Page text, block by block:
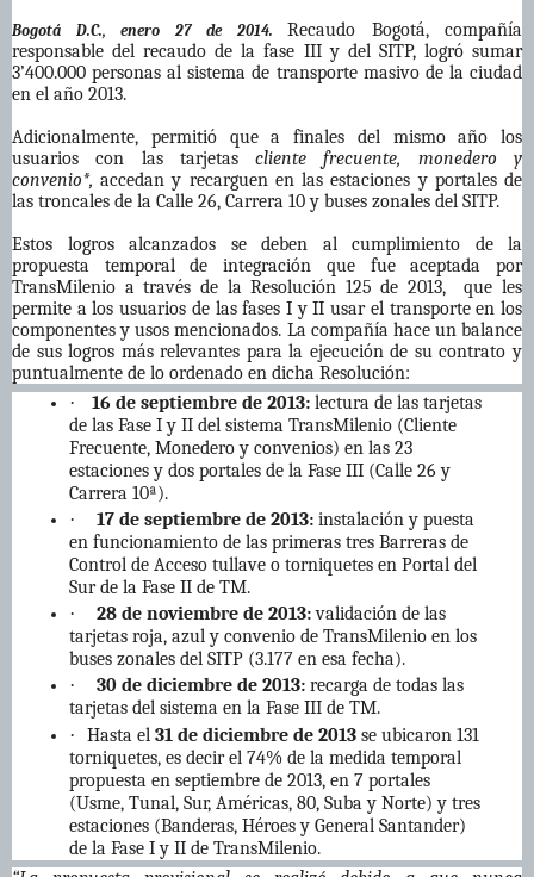
Bogotá D.C., enero 27 de 2014.
Recaudo Bogotá, compañía
responsable del recaudo de la fase III y del SITP, logró sumar
3’400.000 personas al sistema de transporte masivo de la ciudad
en el año 2013.
Adicionalmente, permitió que a finales del mismo año los
usuarios con las tarjetascliente frecuente, monedero y
convenio*,accedan y recarguen en las estaciones y portales de
las troncales de la Calle 26, Carrera 10 y buses zonales del SITP.
Estos logros alcanzados se deben al cumplimiento de la
propuesta temporal de integración que fue aceptada por
TransMilenio a través de la Resolución 125 de 2013, que les
permite a los usuarios de las fases I y II usar el transporte en los
componentes y usos mencionados. La compañía hace un balance
de sus logros más relevantes para la ejecución de su contrato y
puntualmente de lo ordenado en dicha Resolución:
· 16 de septiembre de 2013:lectura de las tarjetas
de las Fase I y II del sistema TransMilenio (Cliente
Frecuente, Monedero y convenios) en las 23
estaciones y dos portales de la Fase III (Calle 26 y
Carrera 10ª).
· 17 de septiembre de 2013:instalación y puesta
en funcionamiento de las primeras tres Barreras de
Control de Acceso tullave o torniquetes en Portal del
Sur de la Fase II de TM.
· 28 de noviembre de 2013:validación de las
tarjetas roja, azul y convenio de TransMilenio en los
buses zonales del SITP (3.177 en esa fecha).
· 30 de diciembre de 2013:recarga de todas las
tarjetas del sistema en la Fase III de TM.
· Hasta el 31 de diciembre de 2013se ubicaron 131
torniquetes, es decir el 74% de la medida temporal
propuesta en septiembre de 2013, en 7 portales
(Usme, Tunal, Sur, Américas, 80, Suba y Norte) y tres
estaciones (Banderas, Héroes y General Santander)
de la Fase I y II de TransMilenio.